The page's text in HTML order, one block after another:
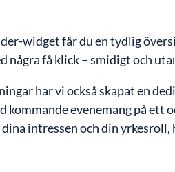
widget får du en tydlig
några få klick – smidigt och
har vi också skapat en
evenemang på ett
intressen och din